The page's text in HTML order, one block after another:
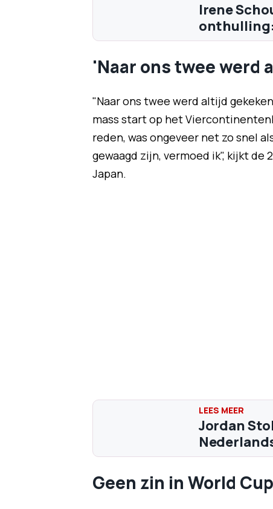
Irene
onthulling:
'Naar ons twee werd
"Naar ons twee werd altijd
mass start op het
reden, was ongeveer net zo snel
gewaagd zijn, vermoed ik", kijkt
Japan.
Jordan
Geen zin in World Cup